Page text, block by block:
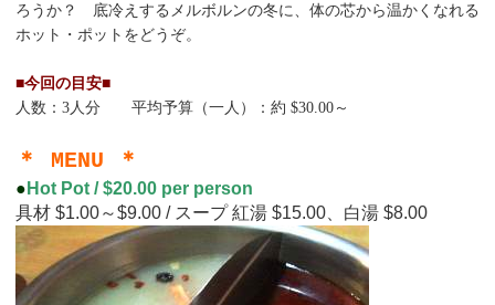
ろうか？ 底冷えするメルボルンの冬に、体の芯から温かくなれる
ホット・ポットをどうぞ。
■今回の目安■
人数：3人分 平均予算（一人）：約 $30.00～
＊ MENU ＊
● Hot Pot / $20.00 per person
具材 $1.00～$9.00 / スープ 紅湯 $15.00、白湯 $8.00